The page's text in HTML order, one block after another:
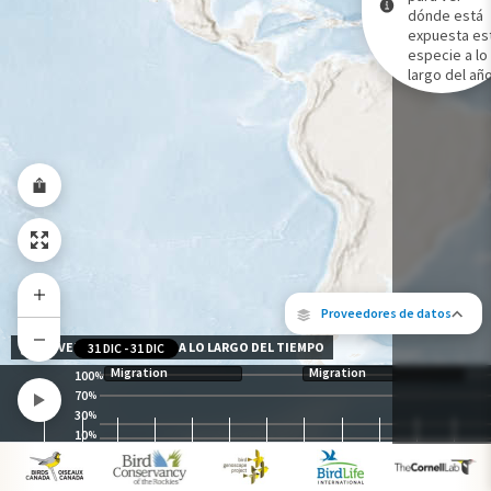
Proveedores de datos
Los siguientes socios contribuyeron
Gama de especies por estación
Gama de verano
Rango de invierno
Rango a lo largo del año
dónde está
expuesta
especie a lo
largo del
100%
70%
30%
10%
Migration Migration
31 DIC -31 DIC
NIVEL DE EXPOSICIÓN A LO LARGO DEL TIEMPO